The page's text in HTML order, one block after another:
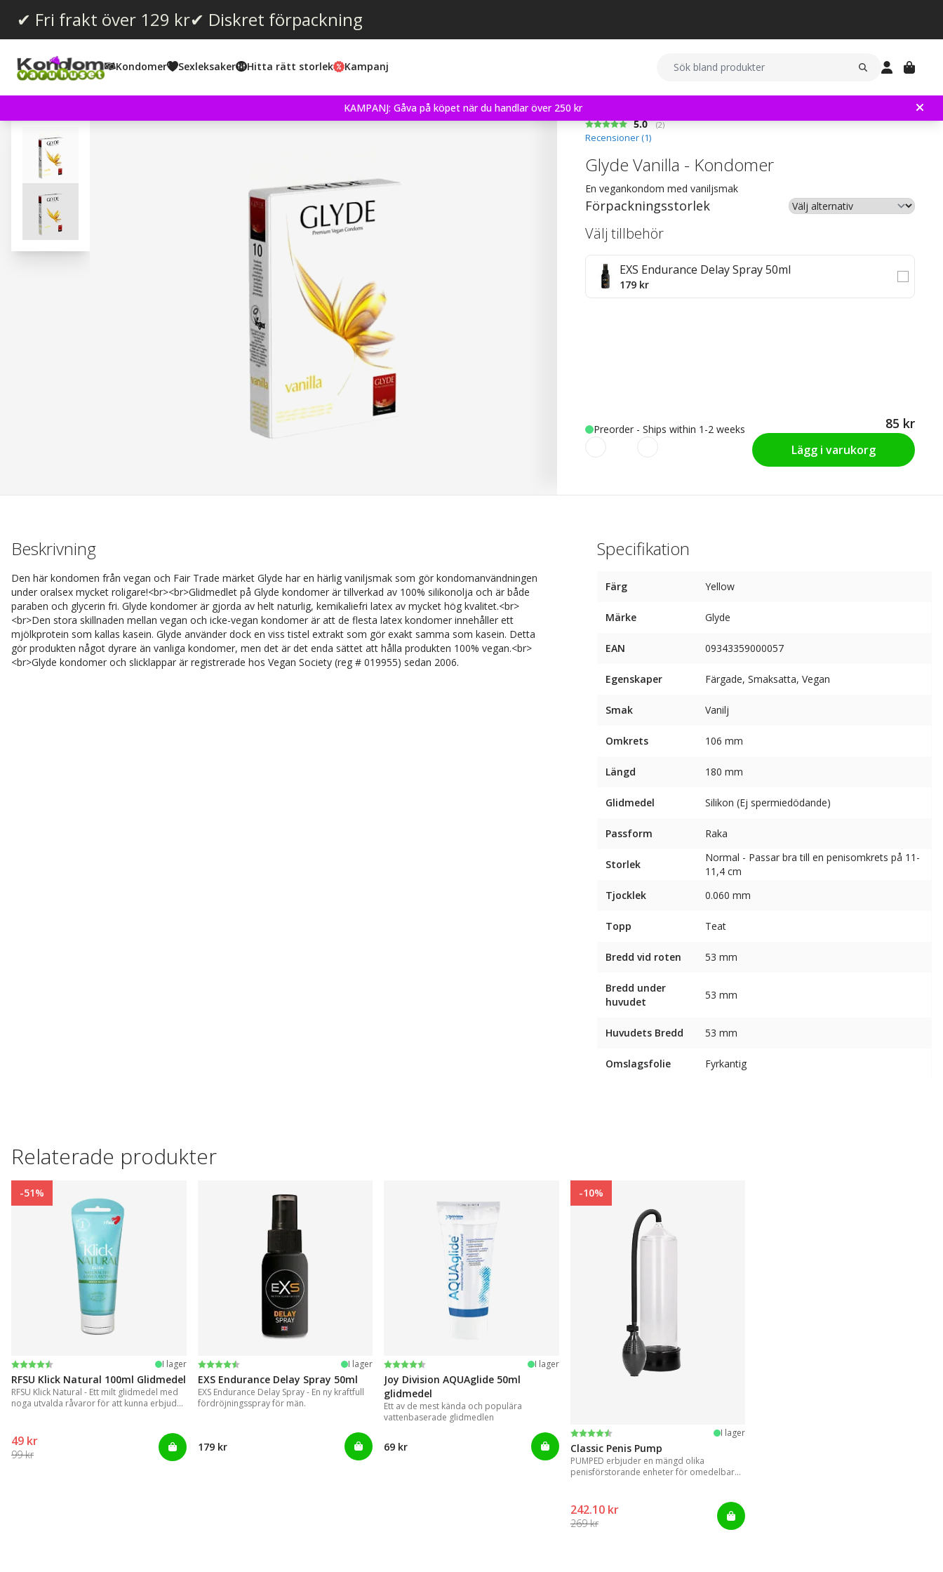
✔ Fri frakt över 129 kr✔ Diskret förpackning
Kondomer Sexleksaker Hitta rätt storlek Kampanj
KAMPANJ: Gåva på köpet när du handlar över 250 kr
Snittbetyg:
5.0 (röster:
2)
Recensioner (1)
Glyde Vanilla - Kondomer
En vegankondom med vaniljsmak
Förpackningsstorlek
Välj tillbehör
EXS Endurance Delay Spray 50ml
179 kr
Preorder - Ships within 1-2 weeks 85 kr
Lägg i varukorg
Beskrivning
Den här kondomen från vegan och Fair Trade märket Glyde har en härlig vaniljsmak som gör kondomanvändningen
under oralsex mycket roligare!<br><br>Glidmedlet på Glyde kondomer är tillverkad av 100% silikonolja och är både
paraben och glycerin fri. Glyde kondomer är gjorda av helt naturlig, kemikaliefri latex av mycket hög kvalitet.<br>
<br>Den stora skillnaden mellan vegan och icke-vegan kondomer är att de flesta latex kondomer innehåller ett
mjölkprotein som kallas kasein. Glyde använder dock en viss tistel extrakt som gör exakt samma som kasein. Detta
gör produkten något dyrare än vanliga kondomer, men det är det enda sättet att hålla produkten 100% vegan.<br>
<br>Glyde kondomer och slicklappar är registrerade hos Vegan Society (reg # 019955) sedan 2006.
Specifikation
Färg Yellow
Märke Glyde
EAN 09343359000057
Egenskaper Färgade, Smaksatta, Vegan
Smak Vanilj
Omkrets 106 mm
Längd 180 mm
Glidmedel Silikon (Ej spermiedödande)
Passform Raka
Storlek
Normal - Passar bra till en penisomkrets på 11-
11,4 cm
Tjocklek
0.060 mm
Topp Teat
Bredd vid roten 53 mm
Bredd under
huvudet
53 mm
Huvudets Bredd 53 mm
Omslagsfolie Fyrkantig
Relaterade produkter
-51%
Betyg:
4.4 utav 5 stjärnor I lager
RFSU Klick Natural 100ml Glidmedel
RFSU Klick Natural - Ett milt glidmedel med
noga utvalda råvaror för att kunna erbjuda
49 kr
99 kr
Betyg:
4.2 utav 5 stjärnor I lager
EXS Endurance Delay Spray 50ml
EXS Endurance Delay Spray - En ny kraftfull
fördröjningsspray för män.
179 kr
Betyg:
4.2 utav 5 stjärnor I lager
Joy Division AQUAglide 50ml
glidmedel
Ett av de mest kända och populära
vattenbaserade glidmedlen
69 kr
-10%
Betyg:
4.3 utav 5 stjärnor I lager
Classic Penis Pump
PUMPED erbjuder en mängd olika
penisförstorande enheter för omedelbara
242.10 kr
269 kr